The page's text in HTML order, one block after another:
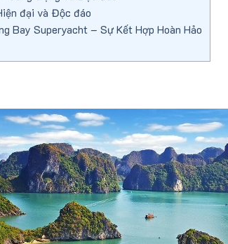
đại và Độc đáo
Bay Superyacht – Sự Kết Hợp Hoàn Hảo